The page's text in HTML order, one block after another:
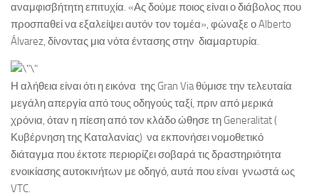
αναμφισβήτητη επιτυχία. «Ας δούμε ποιος είναι ο διάβολος που
προσπαθεί να εξαλείψει αυτόν τον τομέα», φώναξε ο Alberto
Álvarez, δίνοντας μια νότα έντασης στην διαμαρτυρία.
Η αλήθεια είναι ότι η εικόνα της Gran Via θύμισε την τελευταία
μεγάλη απεργία από τους οδηγούς ταξί, πριν από μερικά
χρόνια, όταν η πίεση από τον κλάδο ώθησε τη Generalitat (
Κυβέρνηση της Καταλανίας) να εκπονήσει νομοθετικό
διάταγμα που έκτοτε περιορίζει σοβαρά τις δραστηριότητα
ενοικίασης αυτοκινήτων με οδηγό, αυτά που είναι γνωστά ως
VTC.